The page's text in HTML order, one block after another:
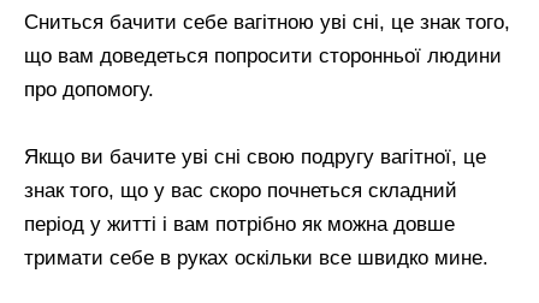
Сниться бачити себе вагітною уві сні, це знак того,
що вам доведеться попросити сторонньої людини
про допомогу.
Якщо ви бачите уві сні свою подругу вагітної, це
знак того, що у вас скоро почнеться складний
період у житті і вам потрібно як можна довше
тримати себе в руках оскільки все швидко мине.